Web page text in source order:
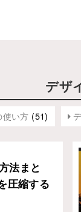
デザ
い方 (51)
法まと
圧縮する